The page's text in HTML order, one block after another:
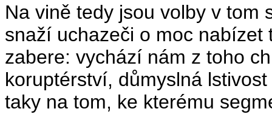
Na vině tedy jsou volby v tom
snaží uchazeči o moc
zabere: vychází nám z toho
koruptérství, důmyslná
taky na tom, ke kterému